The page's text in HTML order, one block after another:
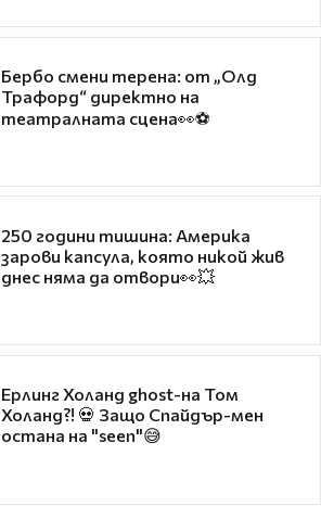
Бербо смени терена: от „Олд
Трафорд“ директно на
театралната сцена👀⚽
250 години тишина: Америка
зарови капсула, която никой жив
днес няма да отвори👀💥
Ерлинг Холанд ghost-на Том
Холанд?! 💀 Защо Спайдър-мен
остана на "seen"😅